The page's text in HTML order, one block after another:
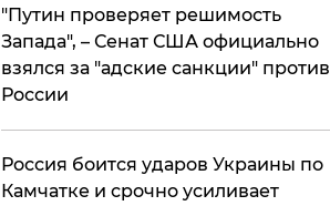
"Путин проверяет решимость
Запада", – Сенат США официально
взялся за "адские санкции" против
России
Россия боится ударов Украины по
Камчатке и срочно усиливает